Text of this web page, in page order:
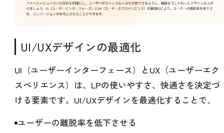
UI/UXデザインの最適化
UI（ユーザーインターフェース）とUX（ユーザーエク
スペリエンス）は、LPの使いやすさ、快適さを決定づ
ける要素です。UI/UXデザインを最適化することで、
ユーザーの離脱率を低下させる